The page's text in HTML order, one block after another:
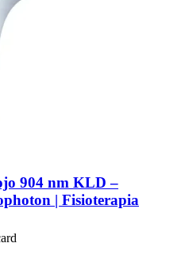
904 nm KLD –
| Fisioterapia